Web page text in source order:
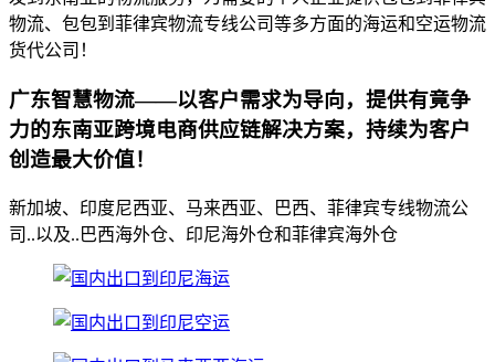
物流、包包到菲律宾物流专线公司等多方面的海运和空运物流
货代公司！
广东智慧物流——以客户需求为导向，提供有竟争
力的东南亚跨境电商供应链解决方案，持续为客户
创造最大价值！
新加坡、印度尼西亚、马来西亚、巴西、菲律宾专线物流公
司..以及..巴西海外仓、印尼海外仓和菲律宾海外仓